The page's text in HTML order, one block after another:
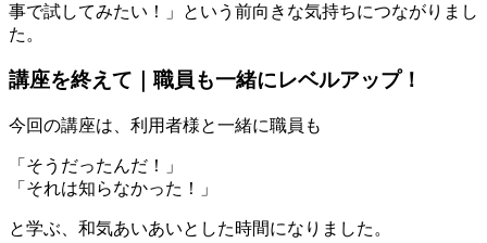
事で試してみたい！」という前向きな気持ちにつながりまし
た。
講座を終えて｜職員も一緒にレベルアップ！
今回の講座は、利用者様と一緒に職員も
「そうだったんだ！」
「それは知らなかった！」
と学ぶ、和気あいあいとした時間になりました。